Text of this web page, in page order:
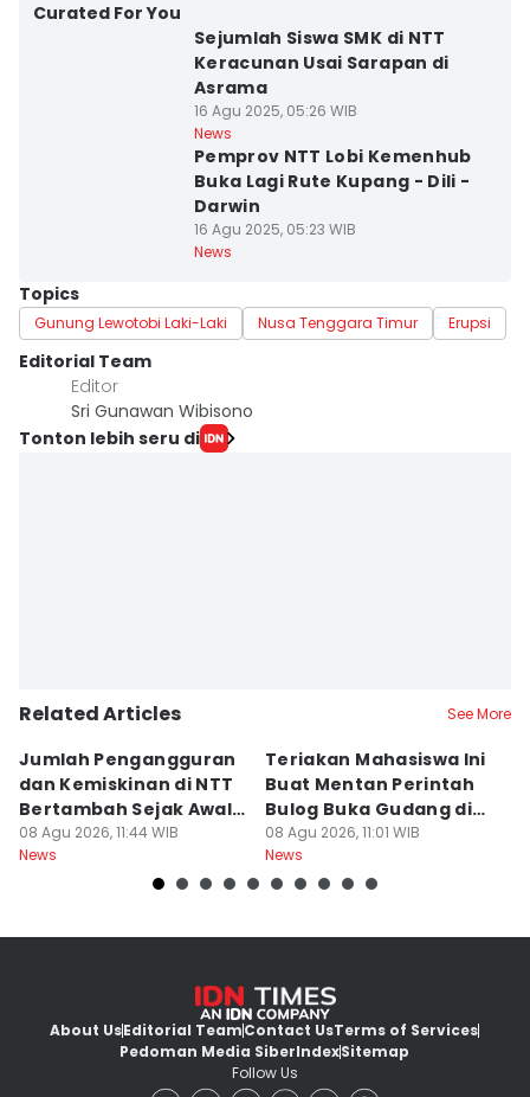
Curated For You
Sejumlah Siswa SMK di NTT
Keracunan Usai Sarapan di
Asrama
16 Agu 2025, 05:26 WIB
News
Pemprov NTT Lobi Kemenhub
Buka Lagi Rute Kupang - Dili -
Darwin
16 Agu 2025, 05:23 WIB
News
Topics
Gunung Lewotobi Laki-Laki Nusa Tenggara Timur Erupsi
Editorial Team
Editor
Sri Gunawan Wibisono
Tonton lebih seru di
Related Articles See More
Jumlah Pengangguran
dan Kemiskinan di NTT
Bertambah Sejak Awal
2026
08 Agu 2026, 11:44 WIB
News
Teriakan Mahasiswa Ini
Buat Mentan Perintah
Bulog Buka Gudang di
Alor
08 Agu 2026, 11:01 WIB
News
About UsEditorial TeamContact UsTerms of Services
Pedoman Media SiberIndexSitemap
Follow Us